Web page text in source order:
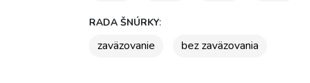
RADA ŠNÚRKY:
zaväzovanie
bez zaväzovania